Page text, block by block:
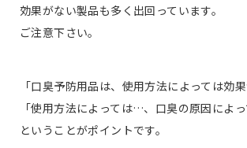
効果がない製品も多く出回っています。
ご注意下さい。
「口臭予防用品は、使用方法によっては効果
「使用方法によっては…、口臭の原因によ
ということがポイントです。